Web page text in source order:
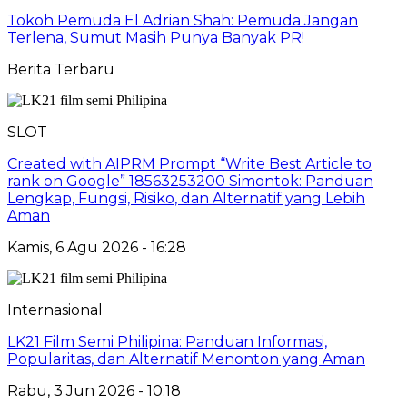
Tokoh Pemuda El Adrian Shah: Pemuda Jangan
Terlena, Sumut Masih Punya Banyak PR!
Berita Terbaru
SLOT
Created with AIPRM Prompt “Write Best Article to
rank on Google” 18563253200 Simontok: Panduan
Lengkap, Fungsi, Risiko, dan Alternatif yang Lebih
Aman
Kamis, 6 Agu 2026 - 16:28
Internasional
LK21 Film Semi Philipina: Panduan Informasi,
Popularitas, dan Alternatif Menonton yang Aman
Rabu, 3 Jun 2026 - 10:18